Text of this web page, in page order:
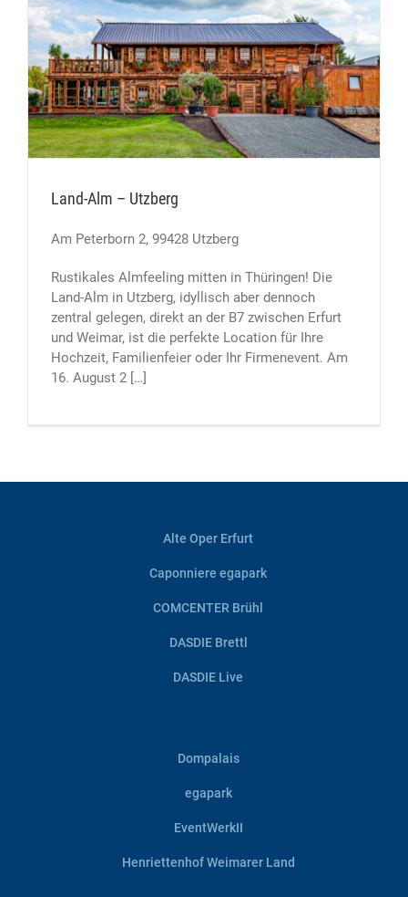
Land-Alm – Utzberg
Am Peterborn 2, 99428 Utzberg
Rustikales Almfeeling mitten in Thüringen! Die
Land-Alm in Utzberg, idyllisch aber dennoch
zentral gelegen, direkt an der B7 zwischen Erfurt
und Weimar, ist die perfekte Location für Ihre
Hochzeit, Familienfeier oder Ihr Firmenevent. Am
16. August 2 […]
Alte Oper Erfurt
Caponniere egapark
COMCENTER Brühl
DASDIE Brettl
DASDIE Live
Dompalais
egapark
EventWerkII
Henriettenhof Weimarer Land